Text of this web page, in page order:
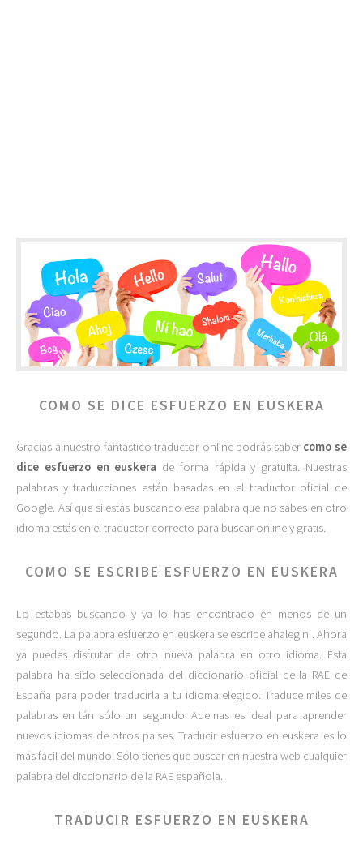
COMO SE DICE ESFUERZO EN EUSKERA
Gracias a nuestro fantástico traductor online podrás saber como se
dice esfuerzo en euskera de forma rápida y gratuita. Nuestras
palabras y traducciones están basadas en el traductor oficial de
Google. Así que si estás buscando esa palabra que no sabes en otro
idioma estás en el traductor correcto para buscar online y gratis.
COMO SE ESCRIBE ESFUERZO EN EUSKERA
Lo estabas buscando y ya lo has encontrado en menos de un
segundo. La palabra esfuerzo en euskera se escribe ahalegin . Ahora
ya puedes disfrutar de otro nueva palabra en otro idioma. Ésta
palabra ha sido seleccionada del diccionario oficial de la RAE de
España para poder traducirla a tu idioma elegido. Traduce miles de
palabras en tán sólo un segundo. Ademas es ideal para aprender
nuevos idiomas de otros paises. Traducir esfuerzo en euskera es lo
más fácil del mundo. Sólo tienes que buscar en nuestra web cualquier
palabra del diccionario de la RAE española.
TRADUCIR ESFUERZO EN EUSKERA